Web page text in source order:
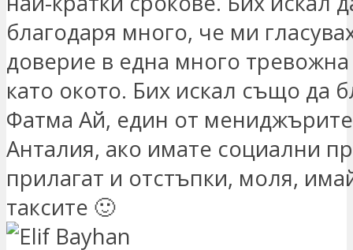
благодаря много, че ми
доверие в една много
като окото. Бих искал също да
Фатма Ай, един от
Анталия, ако имате социални
прилагат и отстъпки, моля,
таксите 🙂